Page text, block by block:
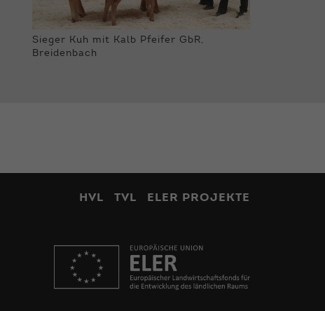
Sieger Kuh mit Kalb Pfeifer GbR,
Breidenbach
HVL TVL ELER PROJEKTE